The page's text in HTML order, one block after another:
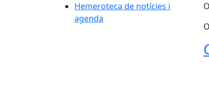
Hemeroteca de notícies i
agenda